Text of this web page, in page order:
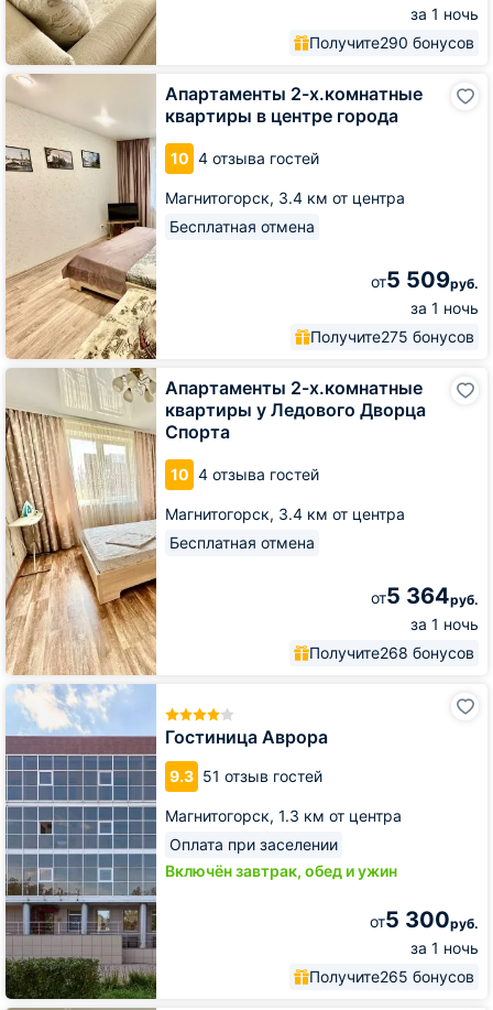
за 1 ночь
Получите290 бонусов
Апартаменты 2-х.комнатные
квартиры в центре города
10 4 отзыва гостей
Магнитогорск, 3.4 км от центра
Бесплатная отмена
от5 509руб.
за 1 ночь
Получите275 бонусов
Апартаменты
2-
х.комнатные
квартиры
в
Апартаменты 2-х.комнатные
квартиры у Ледового Дворца
Спорта
10 4 отзыва гостей
Магнитогорск, 3.4 км от центра
Бесплатная отмена
от5 364руб.
за 1 ночь
Получите268 бонусов
Апартаменты
х.комнатные
квартиры
у
Ледового
Дворца
Спорта
Гостиница Аврора
9.3 51 отзыв гостей
Магнитогорск, 1.3 км от центра
Оплата при заселении
Включён завтрак, обед и ужин
от5 300руб.
за 1 ночь
Получите265 бонусов
Гостиница
Аврора